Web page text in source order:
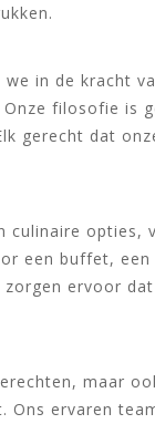
in de kracht
filosofie is
gerecht dat
culinaire opties,
een buffet,
ervoor
maar
ervaren